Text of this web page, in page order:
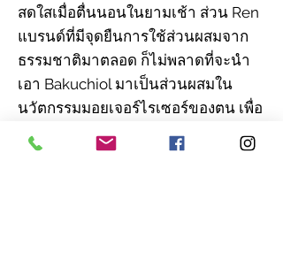
สดใสเมื่อตื่นนอนในยามเช้า ส่วน Ren
แบรนด์ที่มีจุดยืนการใช้ส่วนผสมจาก
ธรรมชาติมาตลอด ก็ไม่พลาดที่จะนำ
เอา Bakuchiol มาเป็นส่วนผสมใน
นวัตกรรมมอยเจอร์ไรเซอร์ของตน เพื่อ
กระตุ้นความเยาว์วัย สามารถใช้ได้ทั้ง
กลางวันและกลางคืน ช่วยให้ผิวนุ่ม